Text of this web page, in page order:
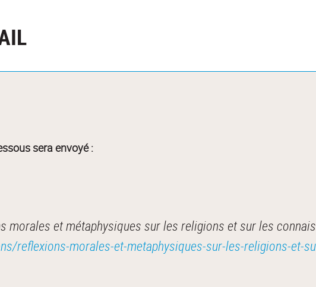
sera envoyé :
morales et métaphysiques sur les religions et sur les
reflexions-morales-et-metaphysiques-sur-les-religions-et-